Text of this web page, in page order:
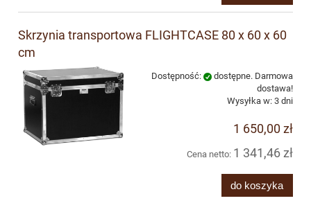
Skrzynia transportowa FLIGHTCASE 80 x 60 x 60
cm
Dostępność:
dostępne. Darmowa
dostawa!
Wysyłka w: 3 dni
1 650,00 zł
Cena netto: 1 341,46 zł
do koszyka